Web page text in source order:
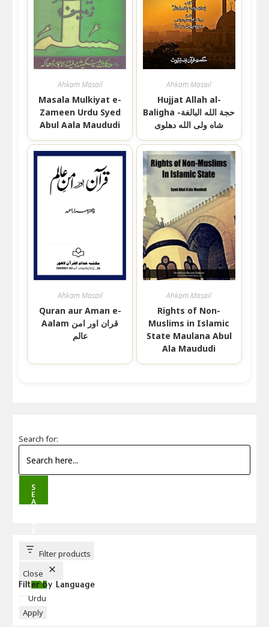
Ahkam Masail
Masala Mulkiyat e-
Zameen Urdu Syed
Abul Aala Maududi
Ahkam Masail
Hujjat Allah al-
Baligha حجة الله البالغة-
شاه ولی الله دهلوی
Ahkam Masail
Quran aur Aman e-
Aalam قران اور امن
عالم
Ahkam Masail
Rights of Non-
Muslims in Islamic
State Maulana Abul
Ala Maududi
Search for:
S
E
A
T
T
Filter products
Close
Filter by Language
Language
Urdu
Apply